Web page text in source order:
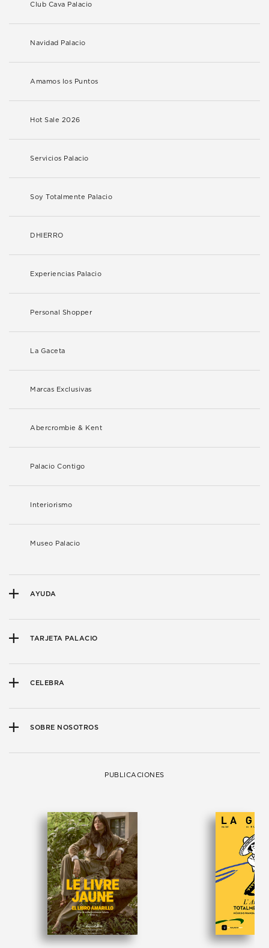
Club Cava Palacio
Navidad Palacio
Amamos los Puntos
Hot Sale 2026
Servicios Palacio
Soy Totalmente Palacio
DHIERRO
Experiencias Palacio
Personal Shopper
La Gaceta
Marcas Exclusivas
Abercrombie & Kent
Palacio Contigo
Interiorismo
Museo Palacio
AYUDA
TARJETA PALACIO
CELEBRA
SOBRE NOSOTROS
PUBLICACIONES